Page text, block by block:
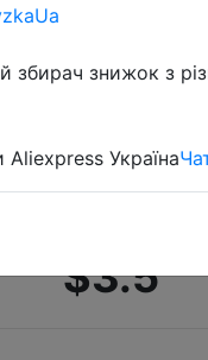
леденец/
2-2,5
$3.5
збирач знижок з
Aliexpress Україна